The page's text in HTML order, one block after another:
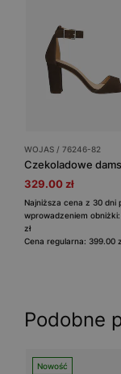
WOJAS / 76246-82
329.00 zł
Najniższa cena z 30 dni
wprowadzeniem
zł
Cena regularna: 399.00
Podobne
Nowość